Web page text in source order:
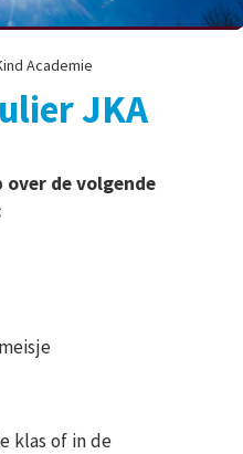
Academie
JKA
de volgende
klas of in de